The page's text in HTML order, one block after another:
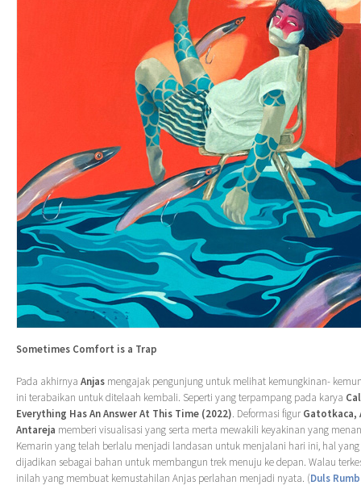
Sometimes Comfort is a Trap
Pada akhirnya Anjas mengajak pengunjung untuk melihat kemungkinan-
ini terabaikan untuk ditelaah kembali. Seperti yang terpampang pada karya
Everything Has An Answer At This Time (2022). Deformasi figur Gatotkaca,
Antareja memberi visualisasi yang serta merta mewakili keyakinan yang
Kemarin yang telah berlalu menjadi landasan untuk menjalani hari ini, hal
dijadikan sebagai bahan untuk membangun trek menuju ke depan. Walau
inilah yang membuat kemustahilan Anjas perlahan menjadi nyata. (Duls